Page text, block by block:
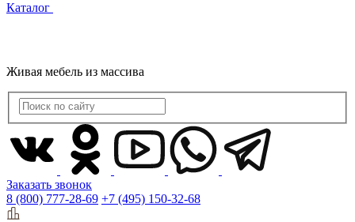
Каталог
Живая мебель из массива
Заказать звонок
8 (800) 777-28-69 +7 (495) 150-32-68